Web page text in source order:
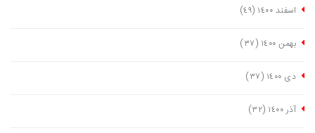
اسفند ١٤٠٠ (٤٩)
بهمن ١٤٠٠ (٣٧)
دی ١٤٠٠ (٣٧)
آذر ١٤٠٠ (٣٢)